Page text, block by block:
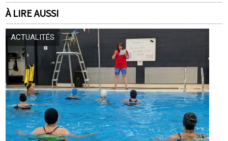
À LIRE AUSSI
ACTUALITÉS